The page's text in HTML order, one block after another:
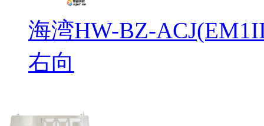
海湾HW-BZ-
右向